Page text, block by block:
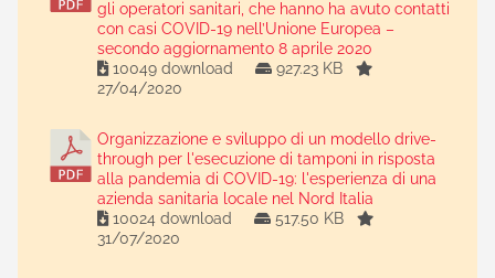
gli operatori sanitari, che hanno ha avuto contatti
con casi COVID-19 nell’Unione Europea –
secondo aggiornamento 8 aprile 2020
10049 download
927.23 KB
27/04/2020
Organizzazione e sviluppo di un modello drive-
through per l'esecuzione di tamponi in risposta
alla pandemia di COVID-19: l'esperienza di una
azienda sanitaria locale nel Nord Italia
10024 download
517.50 KB
31/07/2020